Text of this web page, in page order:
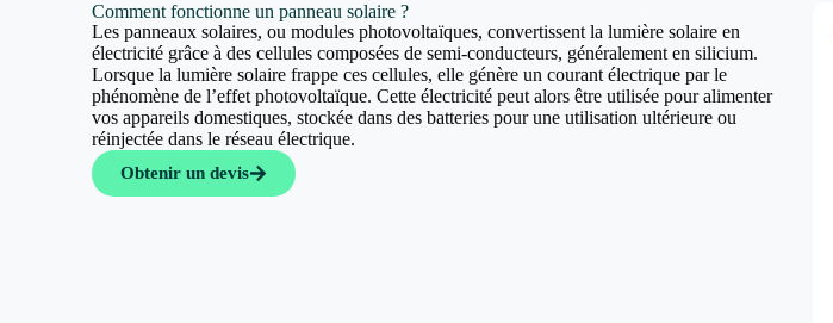
Comment fonctionne un panneau solaire ?
Les panneaux solaires, ou modules photovoltaïques, convertissent la lumière solaire en
électricité grâce à des cellules composées de semi-conducteurs, généralement en silicium.
Lorsque la lumière solaire frappe ces cellules, elle génère un courant électrique par le
phénomène de l’effet photovoltaïque. Cette électricité peut alors être utilisée pour alimenter
vos appareils domestiques, stockée dans des batteries pour une utilisation ultérieure ou
réinjectée dans le réseau électrique.
Obtenir un devis